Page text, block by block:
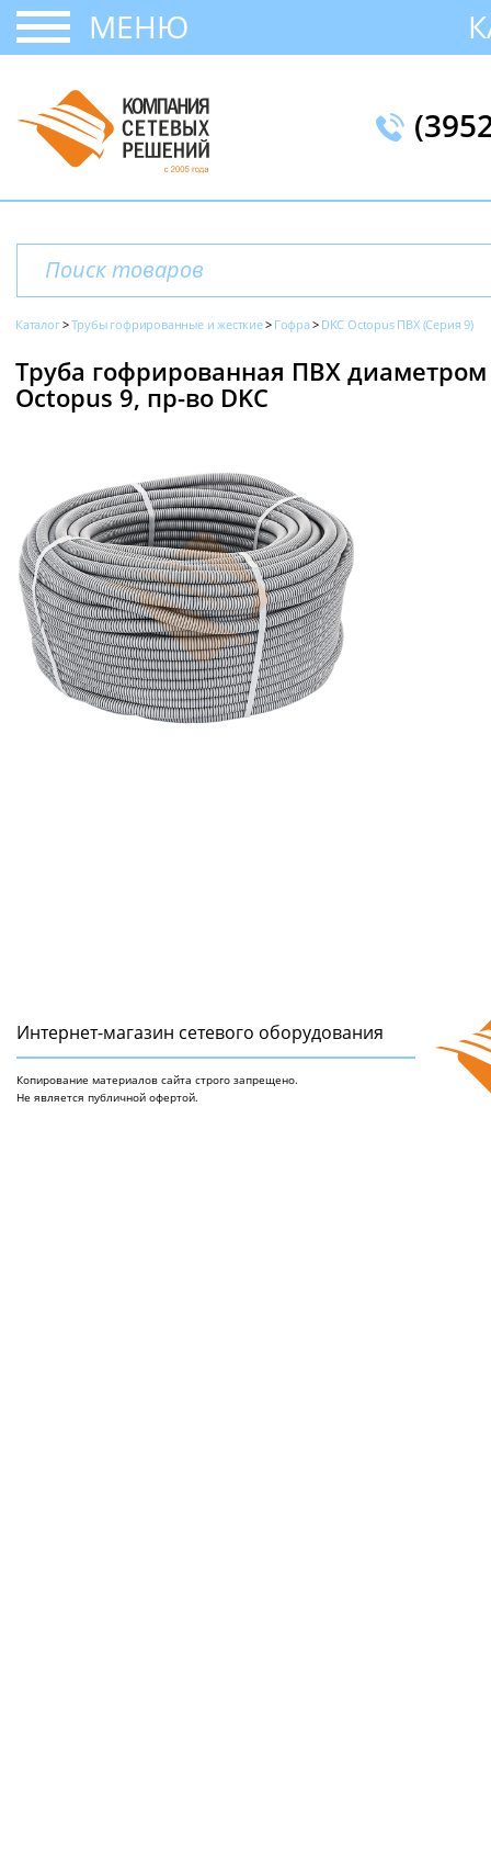
МЕНЮ
Каталог Трубы гофрированные и жесткие Гофра DKC Octopus ПВХ (Серия 9)
Труба гофрированная ПВХ
Octopus 9, пр-во DKC
Интернет-магазин сетeвого оборудования
Копирование материалов сайта строго запрещено.
Не является публичной офертой.